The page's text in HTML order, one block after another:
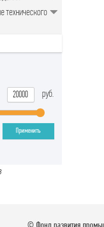
технического
руб.
Применить